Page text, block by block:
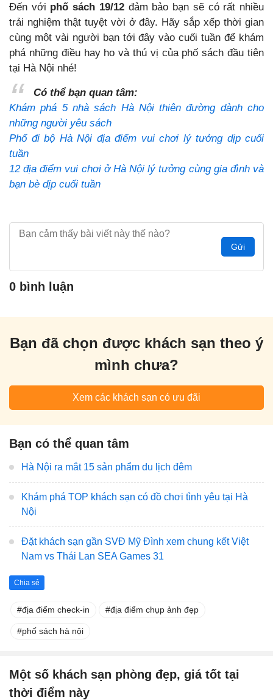
Đến với phố sách 19/12đảm bảo bạn sẽ có rất nhiều
trải nghiệm thật tuyệt vời ở đây. Hãy sắp xếp thời gian
cùng một vài người bạn tới đây vào cuối tuần để khám
phá những điều hay ho và thú vị của phố sách đầu tiên
tại Hà Nội nhé!
Có thể bạn quan tâm:
Khám phá 5 nhà sách Hà Nội thiên đường dành cho
những người yêu sách
Phố đi bộ Hà Nội địa điểm vui chơi lý tưởng dịp cuối
tuần
12 địa điểm vui chơi ở Hà Nội lý tưởng cùng gia đình và
bạn bè dịp cuối tuần
Gửi
0 bình luận
Bạn đã chọn được khách sạn theo ý
mình chưa?
Xem các khách sạn có ưu đãi
Bạn có thể quan tâm
Hà Nội ra mắt 15 sản phẩm du lịch đêm
Khám phá TOP khách sạn có đồ chơi tình yêu tại Hà
Nội
Đặt khách sạn gần SVĐ Mỹ Đình xem chung kết Việt
Nam vs Thái Lan SEA Games 31
Chia sẻ
địa điểm check-in địa điểm chụp ảnh đẹp
phố sách hà nội
Một số khách sạn phòng đẹp, giá tốt tại
thời điểm này